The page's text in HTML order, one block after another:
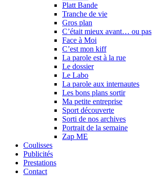
Platt Bande
Tranche de vie
Gros plan
C’était mieux avant… ou pas
Face à Moi
C’est mon kiff
La parole est à la rue
Le dossier
Le Labo
La parole aux internautes
Les bons plans sortir
Ma petite entreprise
Sport découverte
Sorti de nos archives
Portrait de la semaine
Zap ME
Coulisses
Publicités
Prestations
Contact